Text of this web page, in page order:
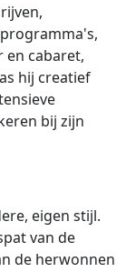
cabaret,
hij creatief
bij zijn
eigen stijl.
van de
de herwonnen